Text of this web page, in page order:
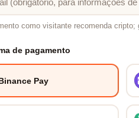
como visitante recomenda cripto;
de pagamento
Pay